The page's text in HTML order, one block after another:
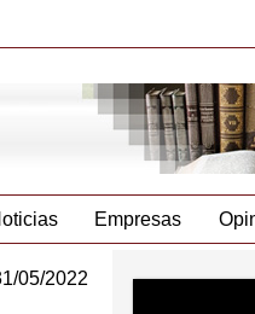
Empresas
05/2022